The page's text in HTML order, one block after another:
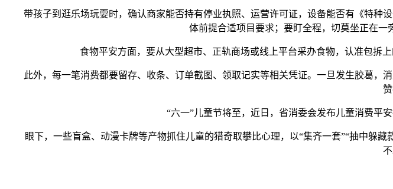
带孩子到逛乐场玩耍时，确认商家能否持有停业执照、运营许可证，设备能否有《特种
体前提合适项目要求；要盯全程，切莫坐正在一
食物平安方面，要从大型超市、正轨商场或线上平台采办食物，认准包拆上
此外，每一笔消费都要留存、收条、订单截图、领取记实等相关凭证。一旦发生胶葛，
赞
“六一”儿童节将至，近日，省消委会发布儿童消费平安
眼下，一些盲盒、动漫卡牌等产物抓住儿童的猎奇取攀比心理，以“集齐一套”“抽中躲藏
不